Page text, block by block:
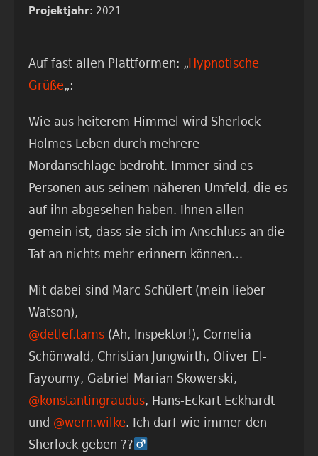
Projektjahr: 2021
Auf fast allen Plattformen: „Hypnotische
Grüße„:
Wie aus heiterem Himmel wird Sherlock
Holmes Leben durch mehrere
Mordanschläge bedroht. Immer sind es
Personen aus seinem näheren Umfeld, die es
auf ihn abgesehen haben. Ihnen allen
gemein ist, dass sie sich im Anschluss an die
Tat an nichts mehr erinnern können…
Mit dabei sind Marc Schülert (mein lieber
Watson),
@detlef.tams(Ah, Inspektor!), Cornelia
Schönwald, Christian Jungwirth, Oliver El-
Fayoumy, Gabriel Marian Skowerski,
@konstantingraudus, Hans-Eckart Eckhardt
und @wern.wilke. Ich darf wie immer den
Sherlock geben ??‍